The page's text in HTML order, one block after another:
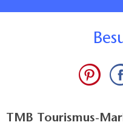
B
TMB Tourismus-